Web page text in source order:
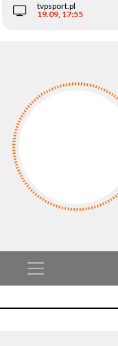
tvpsport.pl
19.09, 17:55